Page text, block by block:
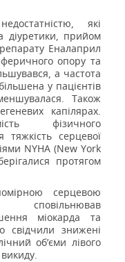
які
діуретики, прийом
Еналаприл
опору та
а частота
у пацієнтів
Також
капілярах.
фізичного
серцевої
NYHA (New York
протягом
серцевою
сповільнював
міокарда та
свідчили знижені
об’єми лівого